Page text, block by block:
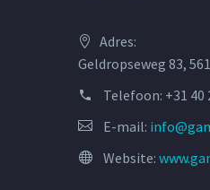
Adres:
Geldropseweg 83,
Telefoon: +31 40
E-mail:
Website: